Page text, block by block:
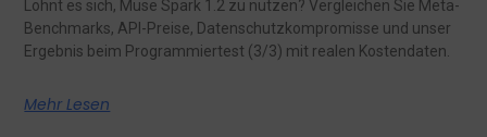
Lohnt es sich, Muse Spark 1.2 zu nutzen? Vergleichen Sie Meta-
Benchmarks, API-Preise, Datenschutzkompromisse und unser
Ergebnis beim Programmiertest (3/3) mit realen Kostendaten.
Mehr Lesen